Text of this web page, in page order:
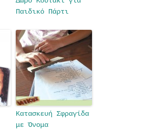
Παιδικό Πάρτι
Κατασκευή Σφραγίδα
με Όνομα